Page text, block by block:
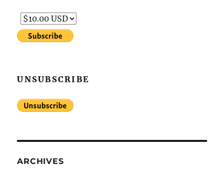
UNSUBSCRIBE
ARCHIVES